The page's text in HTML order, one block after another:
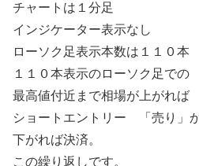
チャートは１分足
インジケーター表示なし
ローソク足表示本数は１１０本
１１０本表示のローソク足での
最高値付近まで相場が上がれば
ショートエントリー 「売り」か
下がれば決済。
この繰り返しです。